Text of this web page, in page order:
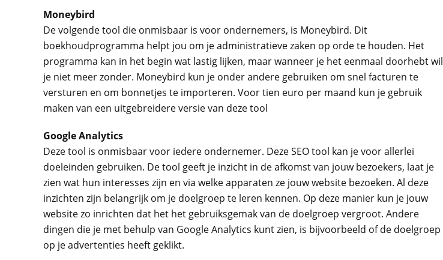
Moneybird
De volgende tool die onmisbaar is voor ondernemers, is Moneybird. Dit
boekhoudprogramma helpt jou om je administratieve zaken op orde te houden. Het
programma kan in het begin wat lastig lijken, maar wanneer je het eenmaal doorhebt wil
je niet meer zonder. Moneybird kun je onder andere gebruiken om snel facturen te
versturen en om bonnetjes te importeren. Voor tien euro per maand kun je gebruik
maken van een uitgebreidere versie van deze tool
Google Analytics
Deze tool is onmisbaar voor iedere ondernemer. Deze SEO tool kan je voor allerlei
doeleinden gebruiken. De tool geeft je inzicht in de afkomst van jouw bezoekers, laat je
zien wat hun interesses zijn en via welke apparaten ze jouw website bezoeken. Al deze
inzichten zijn belangrijk om je doelgroep te leren kennen. Op deze manier kun je jouw
website zo inrichten dat het het gebruiksgemak van de doelgroep vergroot. Andere
dingen die je met behulp van Google Analytics kunt zien, is bijvoorbeeld of de doelgroep
op je advertenties heeft geklikt.